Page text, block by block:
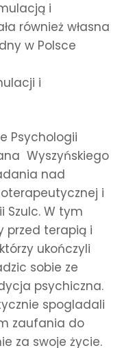
i
również własna
w Polsce
i
Psychologii
Wyszyńskiego
nad
i
Szulc. W tym
przed terapią i
ukończyli
sobie ze
psychiczna.
spogladali
zaufania do
za swoje życie.